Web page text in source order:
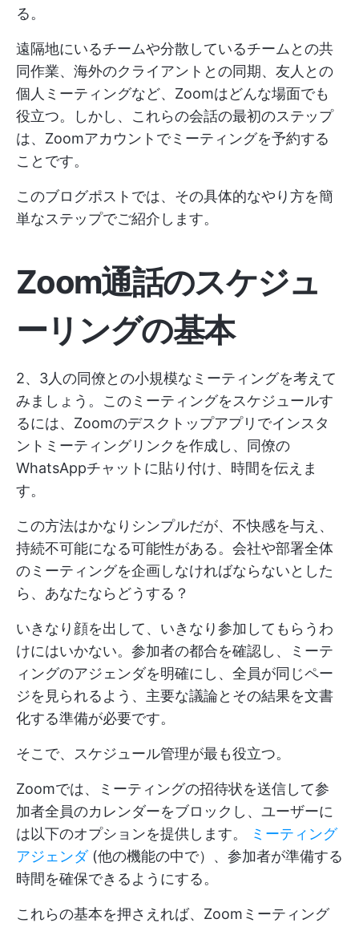
る。
遠隔地にいるチームや分散しているチームとの共
同作業、海外のクライアントとの同期、友人との
個人ミーティングなど、Zoomはどんな場面でも
役立つ。しかし、これらの会話の最初のステップ
は、Zoomアカウントでミーティングを予約する
ことです。
このブログポストでは、その具体的なやり方を簡
単なステップでご紹介します。
Zoom通話のスケジュ
ーリングの基本
2、3人の同僚との小規模なミーティングを考えて
みましょう。このミーティングをスケジュールす
るには、Zoomのデスクトップアプリでインスタ
ントミーティングリンクを作成し、同僚の
WhatsAppチャットに貼り付け、時間を伝えま
す。
この方法はかなりシンプルだが、不快感を与え、
持続不可能になる可能性がある。会社や部署全体
のミーティングを企画しなければならないとした
ら、あなたならどうする？
いきなり顔を出して、いきなり参加してもらうわ
けにはいかない。参加者の都合を確認し、ミーテ
ィングのアジェンダを明確にし、全員が同じペー
ジを見られるよう、主要な議論とその結果を文書
化する準備が必要です。
そこで、スケジュール管理が最も役立つ。
Zoomでは、ミーティングの招待状を送信して参
加者全員のカレンダーをブロックし、ユーザーに
は以下のオプションを提供します。
ミーティング
アジェンダ(他の機能の中で）、参加者が準備する
時間を確保できるようにする。
これらの基本を押さえれば、Zoomミーティング